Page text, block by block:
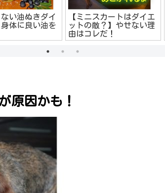
ない油ぬきダイ
体に良い油を
【ミニスカートはダイエ
ットの敵？】やせない理
由はコレだ！
原因かも！